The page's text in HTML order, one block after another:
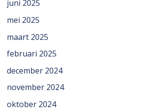
juni 2025
mei 2025
maart 2025
februari 2025
december 2024
november 2024
oktober 2024